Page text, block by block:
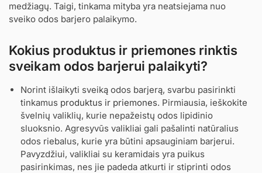
medžiagų. Taigi, tinkama mityba yra neatsiejama nuo
sveiko odos barjero palaikymo.
Kokius produktus ir priemones rinktis
sveikam odos barjerui palaikyti?
Norint išlaikyti sveiką odos barjerą, svarbu pasirinkti
tinkamus produktus ir priemones. Pirmiausia, ieškokite
švelnių valiklių, kurie nepažeistų odos lipidinio
sluoksnio. Agresyvūs valikliai gali pašalinti natūralius
odos riebalus, kurie yra būtini apsauginiam barjerui.
Pavyzdžiui, valikliai su keramidais yra puikus
pasirinkimas, nes jie padeda atkurti ir stiprinti odos